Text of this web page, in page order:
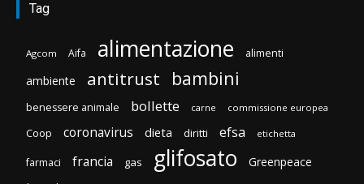
Tag
Agcom Aifa alimentazione alimenti
ambiente antitrust bambini
benessere animale bollette carne commissione europea
Coop coronavirus dieta diritti efsa etichetta
farmaci francia gas glifosato Greenpeace